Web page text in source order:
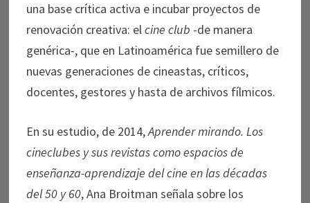
una base crítica activa e incubar proyectos de
renovación creativa: elcine club -de manera
genérica-, que en Latinoamérica fue semillero de
nuevas generaciones de cineastas, críticos,
docentes, gestores y hasta de archivos fílmicos.
En su estudio, de 2014,Aprender mirando. Los
cineclubes y sus revistas como espacios de
enseñanza-aprendizaje del cine en las décadas
del 50 y 60, Ana Broitman señala sobre los